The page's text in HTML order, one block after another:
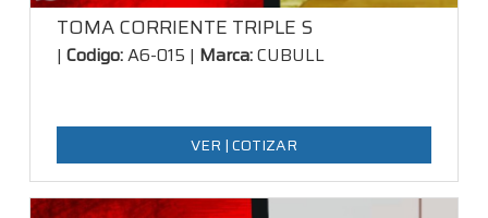
TOMA CORRIENTE TRIPLE S
| Codigo:A6-015 | Marca:CUBULL